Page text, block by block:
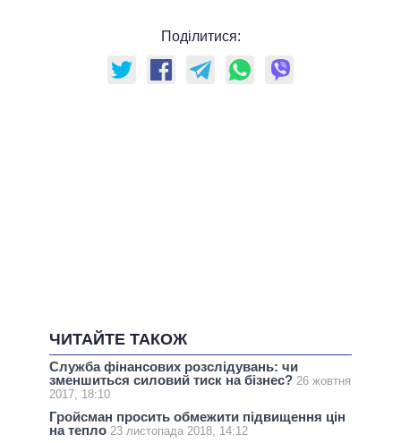
Поділитися:
ЧИТАЙТЕ ТАКОЖ
Служба фінансових розслідувань: чи
зменшиться силовий тиск на бізнес? 26 жовтня
2017, 18:10
Гройсман просить обмежити підвищення цін
на тепло 23 листопада 2018, 14:12